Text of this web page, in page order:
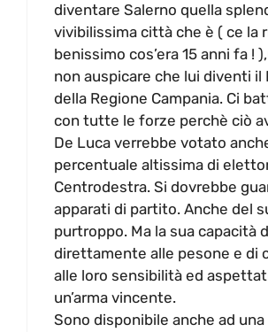
diventare Salerno quella
vivibilissima città che è ( ce la
benissimo cos’era 15 anni fa !
non auspicare che lui diventi il
della Regione Campania. Ci
con tutte le forze perchè ciò
De Luca verrebbe votato
percentuale altissima di
Centrodestra. Si dovrebbe
apparati di partito. Anche del
purtroppo. Ma la sua capacità
direttamente alle pesone e di
alle loro sensibilità ed
un’arma vincente.
Sono disponibile anche ad una